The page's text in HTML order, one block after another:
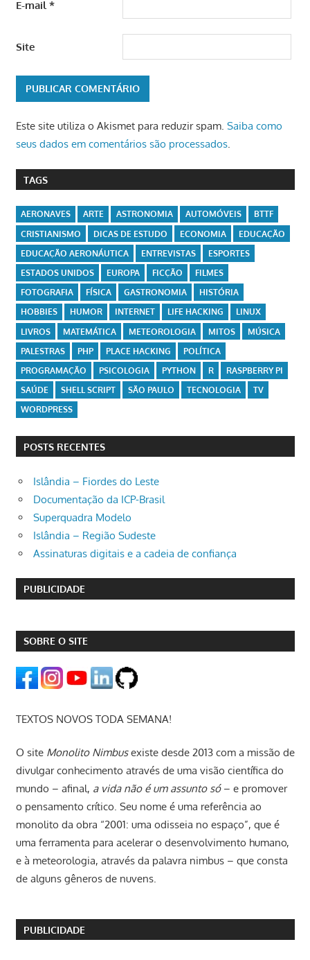
E-mail*
Site
Este site utiliza o Akismet para reduzir spam. Saiba como
seus dados em comentários são processados.
TAGS
AERONAVES ARTE ASTRONOMIA AUTOMÓVEIS
BTTF
CRISTIANISMO
DICAS DE ESTUDO ECONOMIA
EDUCAÇÃO
EDUCAÇÃO AERONÁUTICA
ENTREVISTAS
ESPORTES
ESTADOS UNIDOS
EUROPA FICÇÃO
FILMES
FOTOGRAFIA
FÍSICA GASTRONOMIA
HISTÓRIA
HOBBIES
HUMOR INTERNET LIFE HACKING
LINUX
LIVROS
MATEMÁTICA METEOROLOGIA MITOS
MÚSICA
PALESTRAS
PHP PLACE HACKING
POLÍTICA
PROGRAMAÇÃO
PSICOLOGIA PYTHON R
RASPBERRY PI
SAÚDE
SHELL SCRIPT SÃO PAULO TECNOLOGIA
TV
WORDPRESS
POSTS RECENTES
Islândia – Fiordes do Leste
Documentação da ICP-Brasil
Superquadra Modelo
Islândia – Região Sudeste
Assinaturas digitais e a cadeia de confiança
PUBLICIDADE
SOBRE O SITE
TEXTOS NOVOS TODA SEMANA!
O site Monolito Nimbusexiste desde 2013 com a missão de
divulgar conhecimento através de uma visão científica do
mundo – afinal, a vida não é um assunto só– e promover
o pensamento crítico. Seu nome é uma referência ao
monolito da obra “2001: uma odisseia no espaço”, que é
uma ferramenta para acelerar o desenvolvimento humano,
e à meteorologia, através da palavra nimbus – que consta
de alguns gêneros de nuvens.
PUBLICIDADE